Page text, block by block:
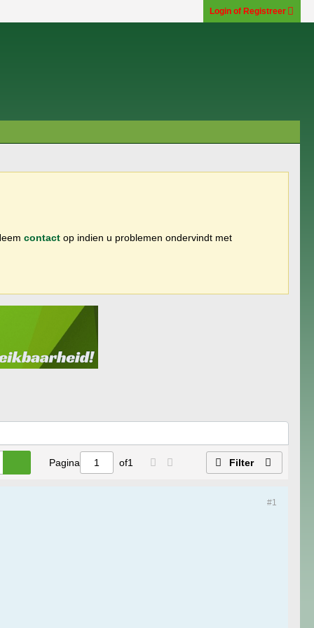
Login of Registreer
contact op indien u problemen ondervindt met
Pagina of1 Filter
#1